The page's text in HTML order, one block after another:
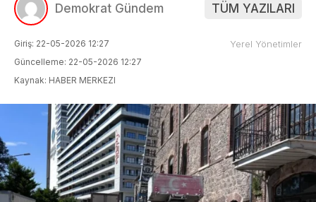
Demokrat Gündem TÜM YAZILARI
Giriş: 22-05-2026 12:27
Güncelleme: 22-05-2026 12:27
Kaynak: HABER MERKEZI
Yerel Yönetimler